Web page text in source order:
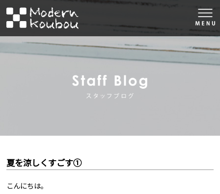
株式会社モダン工房
夏を涼しくすごす①
こんにちは。